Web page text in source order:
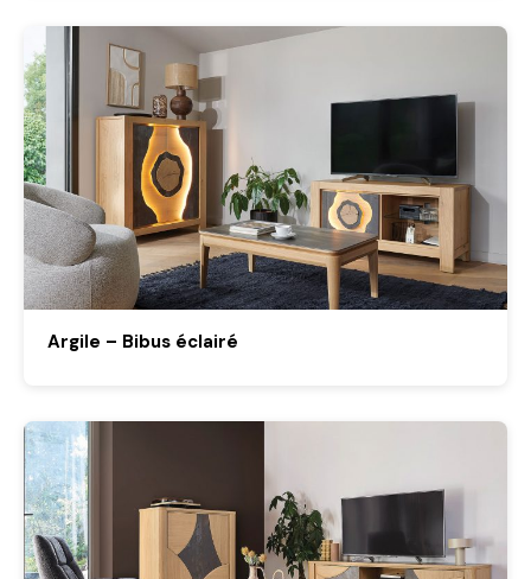
Argile – Bibus éclairé